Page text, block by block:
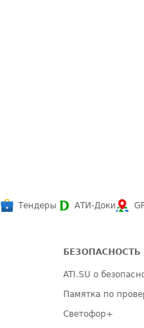
Тендеры АТИ-Доки
БЕЗОПАСНОСТЬ
ATI.SU о
Памятка по
Светофор+